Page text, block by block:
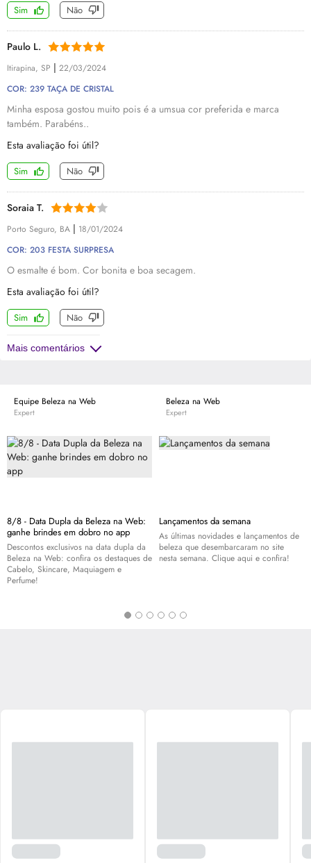
Sim Não
Paulo L.
Itirapina, SP | 22/03/2024
COR: 239 TAÇA DE CRISTAL
Minha esposa gostou muito pois é a umsua cor preferida e marca
também. Parabéns..
Esta avaliação foi útil?
Sim Não
Soraia T.
Porto Seguro, BA | 18/01/2024
COR: 203 FESTA SURPRESA
O esmalte é bom. Cor bonita e boa secagem.
Esta avaliação foi útil?
Sim Não
Mais comentários
Equipe Beleza na Web
Expert
8/8 - Data Dupla da Beleza na Web:
ganhe brindes em dobro no app
Descontos exclusivos na data dupla da
Beleza na Web: confira os destaques de
Cabelo, Skincare, Maquiagem e
Perfume!
Beleza na Web
Expert
Lançamentos da semana
As últimas novidades e lançamentos de
beleza que desembarcaram no site
nesta semana. Clique aqui e confira!